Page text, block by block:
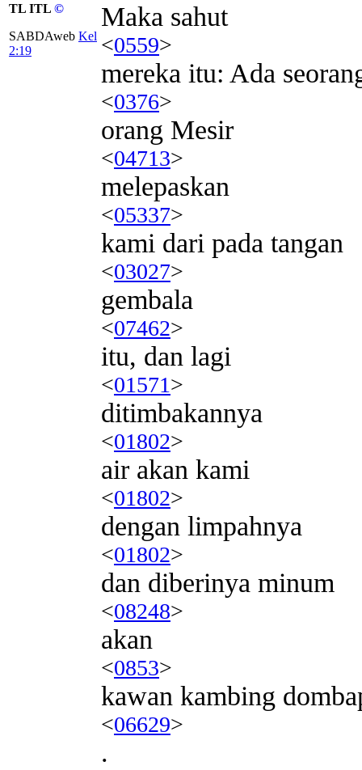
TL ITL ©
SABDAweb Kel
2:19
Maka sahut
<0559>
mereka itu: Ada
<0376>
orang Mesir
<04713>
melepaskan
<05337>
kami dari pada tangan
<03027>
gembala
<07462>
itu, dan lagi
<01571>
ditimbakannya
<01802>
air akan kami
<01802>
dengan limpahnya
<01802>
dan diberinya minum
<08248>
akan
<0853>
kawan kambing
<06629>
.